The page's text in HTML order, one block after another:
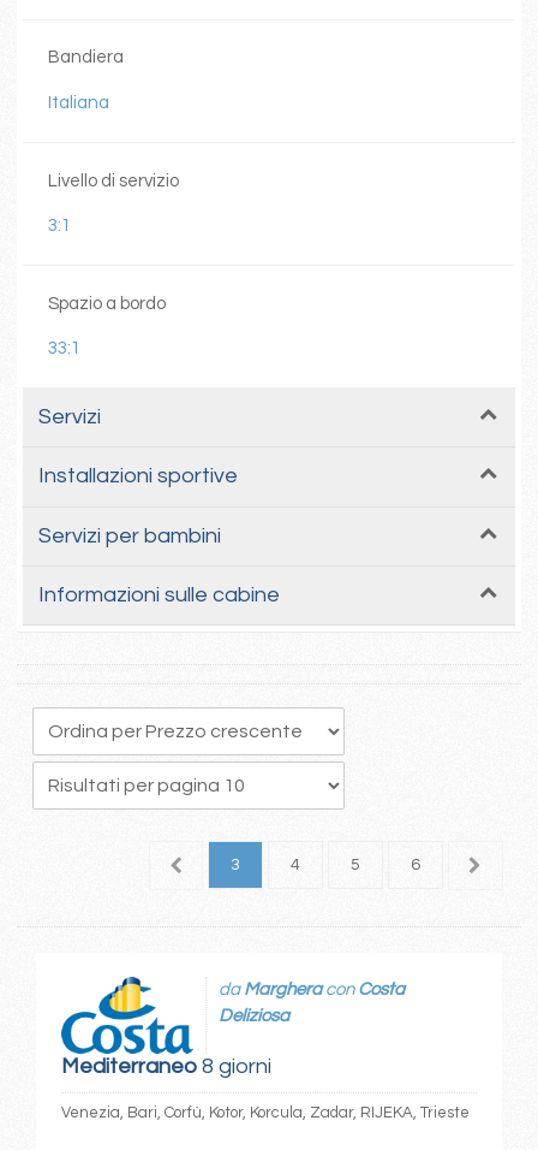
Bandiera
Italiana
Livello di servizio
3:1
Spazio a bordo
33:1
Servizi
Installazioni sportive
Servizi per bambini
Informazioni sulle cabine
2 3 4 5 6 7
Mediterraneo8 giorni
da Margheracon Costa
Deliziosa
Venezia, Bari, Corfù, Kotor, Korcula, Zadar, RIJEKA, Trieste